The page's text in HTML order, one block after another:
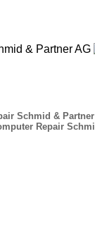
Schmid &
Repair